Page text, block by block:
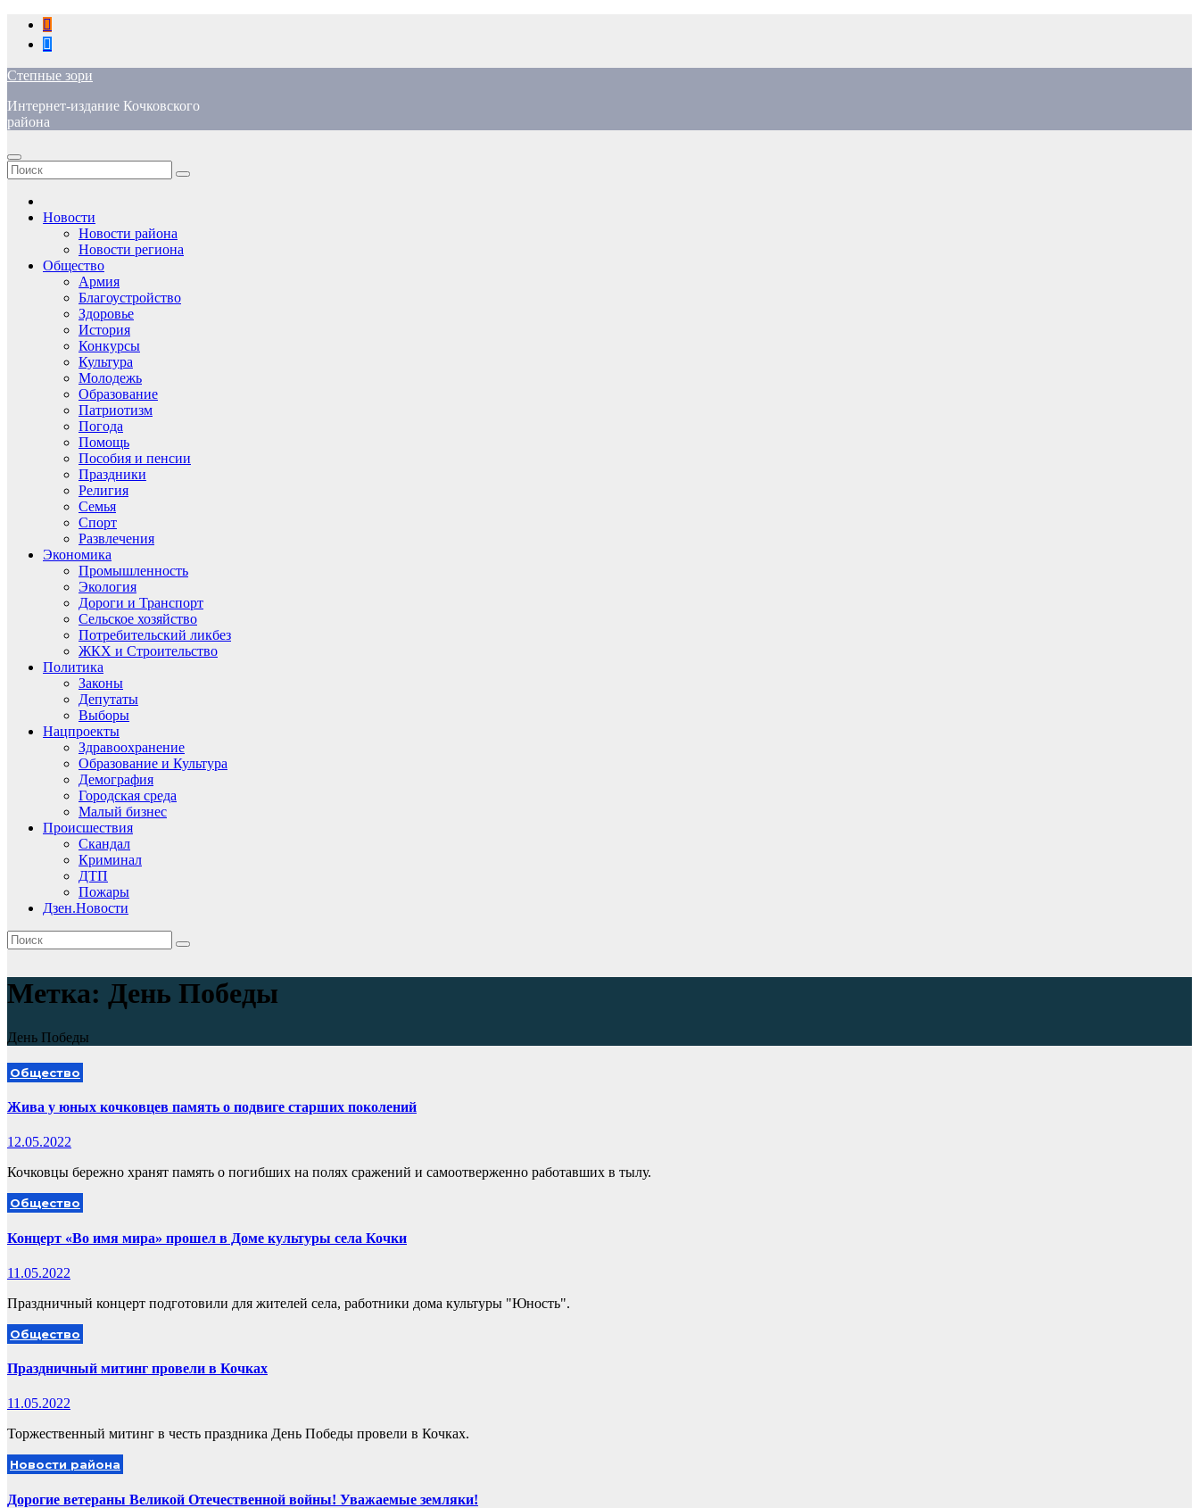
Перейти
содержимому
Степные зори
Интернет-издание Кочковского
района
Новости
Новости района
Новости региона
Общество
Армия
Благоустройство
Здоровье
История
Конкурсы
Культура
Молодежь
Образование
Патриотизм
Погода
Помощь
Пособия и пенсии
Праздники
Религия
Семья
Спорт
Развлечения
Экономика
Промышленность
Экология
Дороги и Транспорт
Сельское хозяйство
Потребительский ликбез
ЖКХ и Строительство
Политика
Законы
Депутаты
Выборы
Нацпроекты
Здравоохранение
Образование и Культура
Демография
Городская среда
Малый бизнес
Происшествия
Скандал
Криминал
ДТП
Пожары
Дзен.Новости
Метка: День Победы
День Победы
Общество
Жива у юных кочковцев память о подвиге старших поколений
12.05.2022
Кочковцы бережно хранят память о погибших на полях сражений и самоотверженно работавших в тылу.
Общество
Концерт «Во имя мира» прошел в Доме культуры села Кочки
11.05.2022
Праздничный концерт подготовили для жителей села, работники дома культуры "Юность".
Общество
Праздничный митинг провели в Кочках
11.05.2022
Торжественный митинг в честь праздника День Победы провели в Кочках.
Новости района
Дорогие ветераны Великой Отечественной войны! Уважаемые земляки!